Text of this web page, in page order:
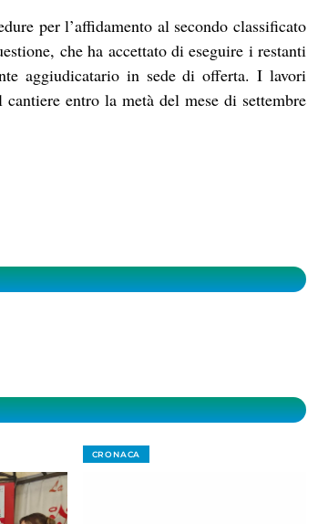
per l’affidamento al secondo classificato
che ha accettato di eseguire i restanti
aggiudicatario in sede di offerta. I lavori
entro la metà del mese di settembre
CRONACA